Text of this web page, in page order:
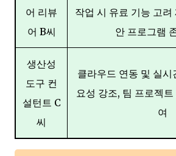
어 리뷰
어 B씨
작업 시 유료 기능 고려
안 프로그램
생산성
도구 컨
설턴트 C
씨
클라우드 연동 및 실시
요성 강조, 팀 프로젝
여